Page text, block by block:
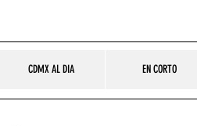
CDMX AL DIA EN CORTO